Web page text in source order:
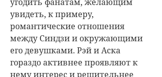
увидеть, к примеру,
романтические отношения
между Синдзи и окружающими
его девушками. Рэй и Аска
гораздо активнее проявляют к
нему интерес и решительнее